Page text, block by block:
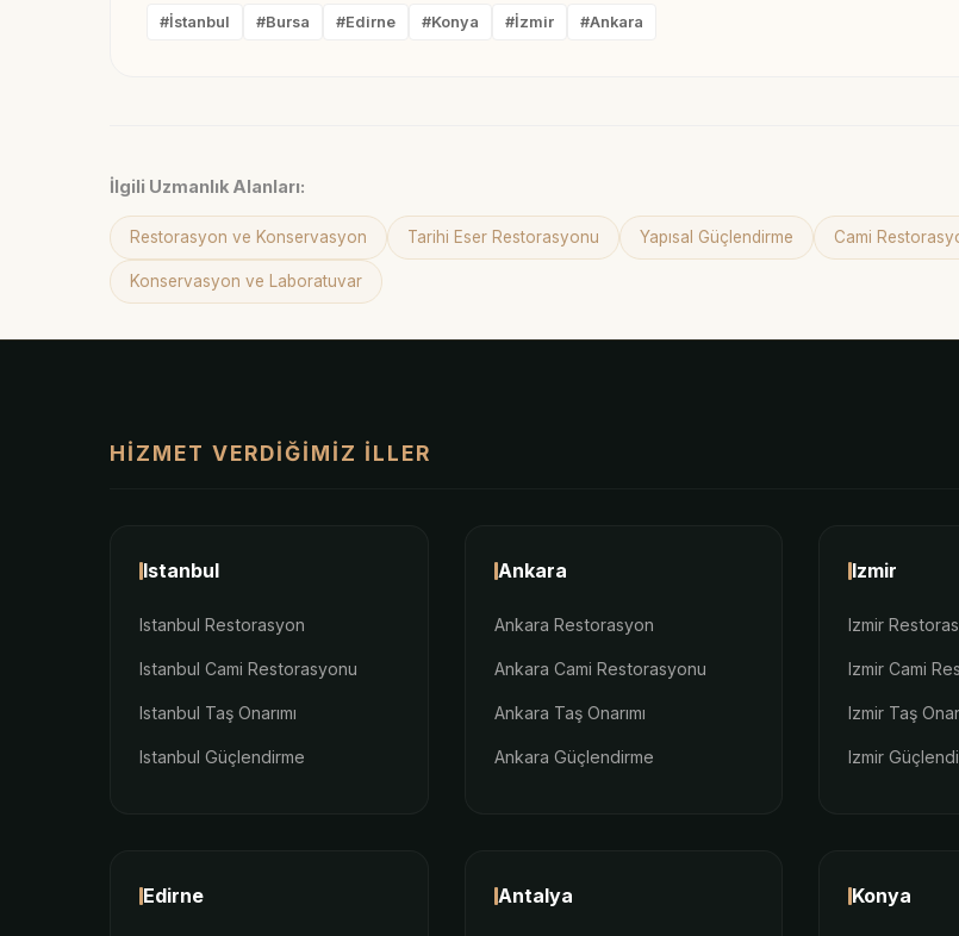
#İstanbul #Bursa #Edirne #Konya #İzmir #Ankara
İlgili Uzmanlık Alanları:
Restorasyon ve Konservasyon Tarihi Eser Restorasyonu Yapısal Güçlendirme Cami
Konservasyon ve Laboratuvar
HIZMET VERDIĞIMIZ İLLER
Istanbul
Istanbul Restorasyon
Istanbul Cami Restorasyonu
Istanbul Taş Onarımı
Istanbul Güçlendirme
Ankara
Ankara Restorasyon
Ankara Cami Restorasyonu
Ankara Taş Onarımı
Ankara Güçlendirme
Izmir
Izmir
Izmir Cami
Izmir Taş
Izmir
Edirne Antalya Konya